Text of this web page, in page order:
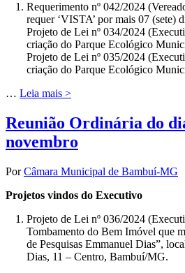
Requerimento nº 042/2024
requer ‘VISTA’ por mais 07 (sete)
Projeto de Lei nº 034/2024
criação do Parque Ecológico
Projeto de Lei nº 035/2024
criação do Parque Ecológico
… Leia mais >
Reunião Ordinária do
novembro
PorCâmara Municipal de Bambuí-MG
Projetos vindos do Executivo
Projeto de Lei nº 036/2024
Tombamento do Bem Imóvel que
de Pesquisas Emmanuel Dias”,
Dias, 11 – Centro, Bambuí/MG.